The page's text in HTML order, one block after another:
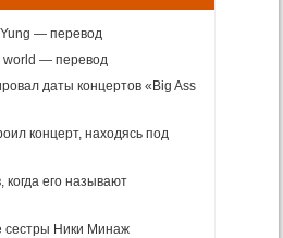
— перевод
world — перевод
даты концертов «Big Ass
концерт, находясь под
когда его называют
сестры Ники Минаж